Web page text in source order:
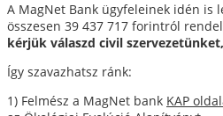
A MagNet Bank ügyfeleinek idén is
összesen 39 437 717 forintról
kérjük válaszd civil
Így szavazhatsz ránk:
1) Felmész a MagNet bank KAP